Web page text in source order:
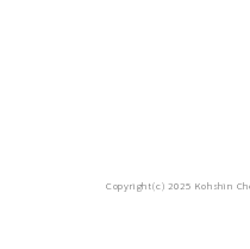
Copyright(c) 2025 Kohshin